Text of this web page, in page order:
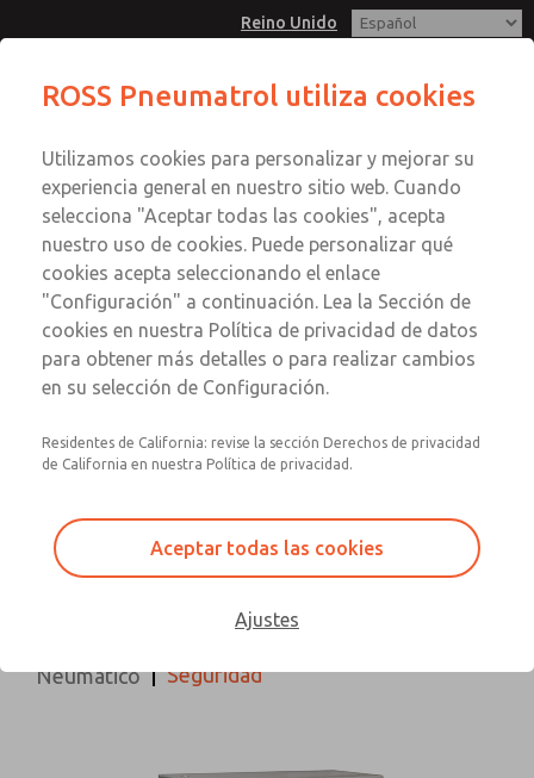
Reino Unido
Cuenta
Registrarse
Inscribirse
Perspectivas de ROSS
Explore información destacada sobre los productos y
soluciones de ROSS en distintos sectores y aplicaciones. Si
tiene alguna pregunta sobre su aplicación, póngase en
aparece al final de la página.
Todas las Categorías
Solicitud
Hidráulico
Industria del embalaje
Neumático
Seguridad
ROSS Pneumatrol utiliza cookies
Utilizamos cookies para personalizar y mejorar su
experiencia general en nuestro sitio web. Cuando
selecciona "Aceptar todas las cookies", acepta
nuestro uso de cookies. Puede personalizar qué
cookies acepta seleccionando el enlace
"Configuración" a continuación. Lea la Sección de
cookies en nuestra Política de privacidad de datos
para obtener más detalles o para realizar cambios
en su selección de Configuración.
Residentes de California: revise la sección Derechos de privacidad
de California en nuestra Política de privacidad.
Aceptar todas las cookies
Ajustes